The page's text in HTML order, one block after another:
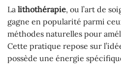
La lithothérapie, ou l’art de
gagne en popularité parmi
méthodes naturelles pour
Cette pratique repose sur
possède une énergie